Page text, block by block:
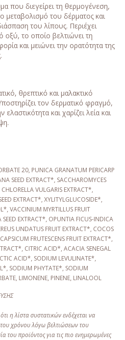
που διεγείρει τη θερμογένεση,
μεταβολισμό του δέρματος και
του λίπους. Περιέχει
οξύ, το οποίο βελτιώνει τη
και μειώνει την ορατότητα της
θρεπτικό και μαλακτικό
τον δερματικό φραγμό,
ελαστικότητα και χαρίζει λεία και
20, PUNICA GRANATUM PERICARP
SEED EXTRACT*, SACCHAROMYCES
VULGARIS EXTRACT*,
EXTRACT*, XYLITYLGLUCOSIDE*,
VACCINIUM MYRTILLUS FRUIT
SEED EXTRACT*, OPUNTIA FICUS-INDICA
UNDATUS FRUIT EXTRACT*, COCOS
FRUTESCENS FRUIT EXTRACT*,
CITRIC ACID*, ACACIA SENEGAL
ACID*, SODIUM LEVULINATE*,
SODIUM PHYTATE*, SODIUM
LIMONENE, PINENE, LINALOOL
η λίστα συστατικών ενδέχεται να
χρόνου λόγω βελτιώσεων του
του προϊόντος για τις πιο ενημερωμένες